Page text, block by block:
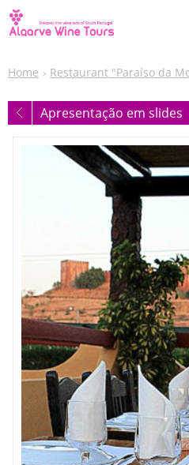
Home Restaurant "Paraíso da
Apresentação em slides